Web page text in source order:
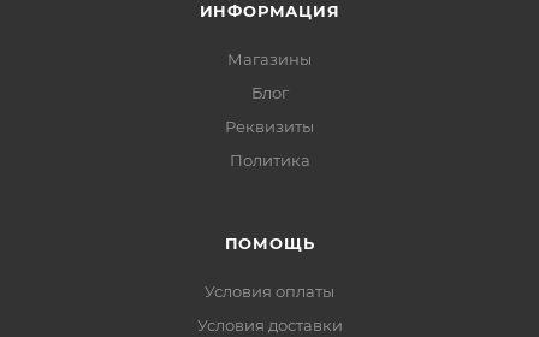
ИНФОРМАЦИЯ
Магазины
Блог
Реквизиты
Политика
ПОМОЩЬ
Условия оплаты
Условия доставки